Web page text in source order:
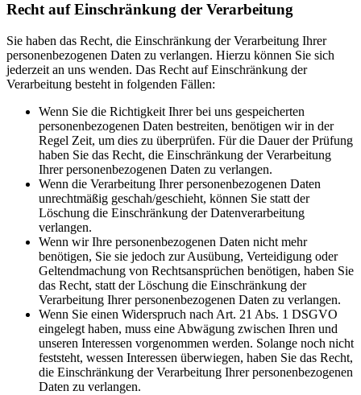
Recht auf Einschränkung der Verarbeitung
Sie haben das Recht, die Einschränkung der Verarbeitung Ihrer
personenbezogenen Daten zu verlangen. Hierzu können Sie sich
jederzeit an uns wenden. Das Recht auf Einschränkung der
Verarbeitung besteht in folgenden Fällen:
Wenn Sie die Richtigkeit Ihrer bei uns gespeicherten
personenbezogenen Daten bestreiten, benötigen wir in der
Regel Zeit, um dies zu überprüfen. Für die Dauer der Prüfung
haben Sie das Recht, die Einschränkung der Verarbeitung
Ihrer personenbezogenen Daten zu verlangen.
Wenn die Verarbeitung Ihrer personenbezogenen Daten
unrechtmäßig geschah/geschieht, können Sie statt der
Löschung die Einschränkung der Datenverarbeitung
verlangen.
Wenn wir Ihre personenbezogenen Daten nicht mehr
benötigen, Sie sie jedoch zur Ausübung, Verteidigung oder
Geltendmachung von Rechtsansprüchen benötigen, haben Sie
das Recht, statt der Löschung die Einschränkung der
Verarbeitung Ihrer personenbezogenen Daten zu verlangen.
Wenn Sie einen Widerspruch nach Art. 21 Abs. 1 DSGVO
eingelegt haben, muss eine Abwägung zwischen Ihren und
unseren Interessen vorgenommen werden. Solange noch nicht
feststeht, wessen Interessen überwiegen, haben Sie das Recht,
die Einschränkung der Verarbeitung Ihrer personenbezogenen
Daten zu verlangen.